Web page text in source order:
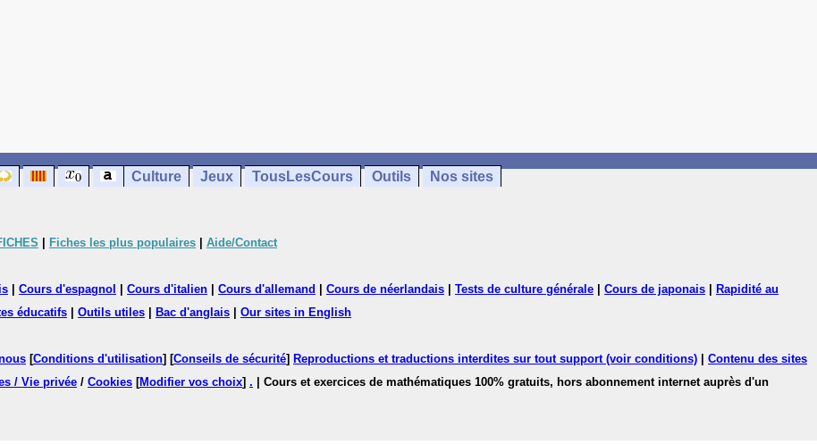
Culture Jeux TousLesCours Outils Nos sites
Fiches les plus populaires Aide/Contact
Cours d'espagnol Cours d'italien Cours d'allemand Cours de néerlandais Tests de culture générale Cours de japonais
Rapidité au
éducatifs Outils utiles Bac d'anglais Our sites in English
[Conditions d'utilisation] [Conseils de sécurité] Reproductions et traductions interdites sur tout support (voir conditions)
Contenu des sites
/ Vie privée / Cookies [Modifier vos choix] .
| Cours et exercices de mathématiques 100% gratuits, hors abonnement internet auprès d'un